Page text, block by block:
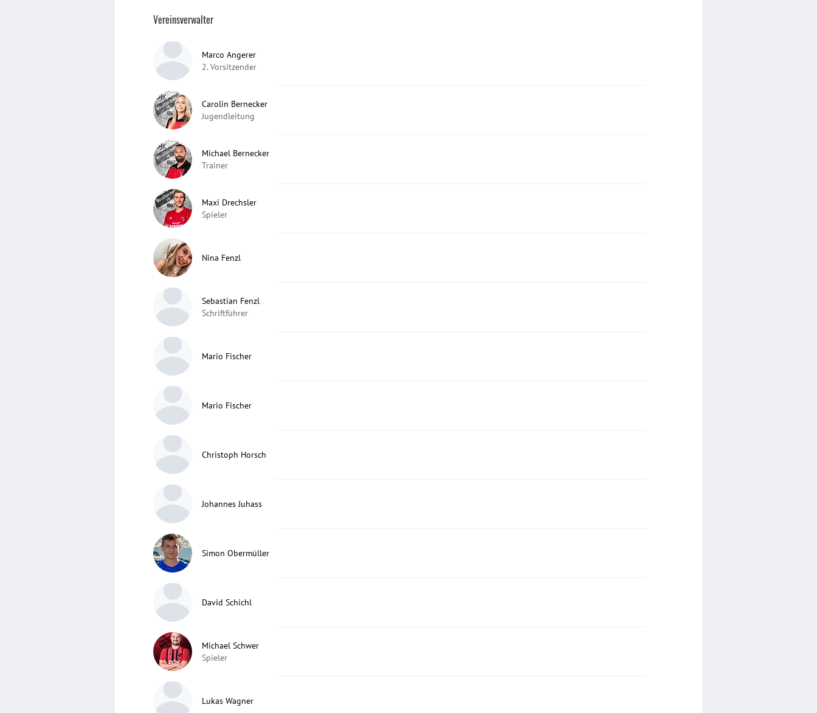
Vereinsverwalter
Marco Angerer
2. Vorsitzender
Carolin Bernecker
Jugendleitung
Michael Bernecker
Trainer
Maxi Drechsler
Spieler
Nina Fenzl
Sebastian Fenzl
Schriftführer
Mario Fischer
Mario Fischer
Christoph Horsch
Johannes Juhass
Simon Obermüller
David Schichl
Michael Schwer
Spieler
Lukas Wagner